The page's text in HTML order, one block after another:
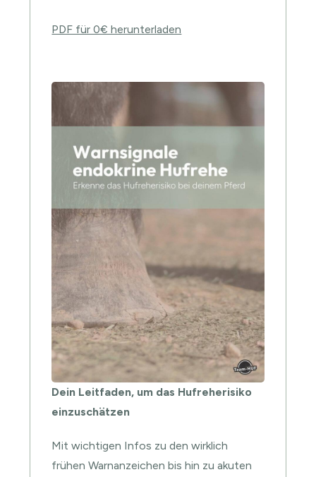
PDF für 0€ herunterladen
Dein Leitfaden, um das Hufreherisiko
einzuschätzen
Mit wichtigen Infos zu den wirklich
frühen Warnanzeichen bis hin zu akuten